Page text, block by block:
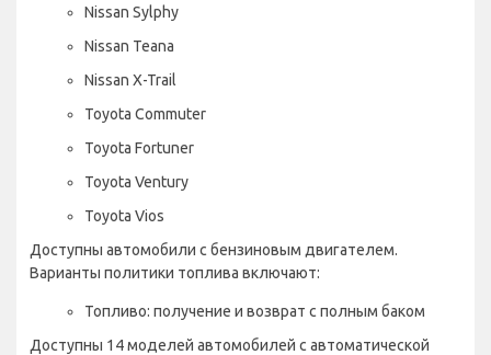
Nissan Sylphy
Nissan Teana
Nissan X-Trail
Toyota Commuter
Toyota Fortuner
Toyota Ventury
Toyota Vios
Доступны автомобили с бензиновым двигателем.
Варианты политики топлива включают:
Топливо: получение и возврат с полным баком
Доступны 14 моделей автомобилей с автоматической